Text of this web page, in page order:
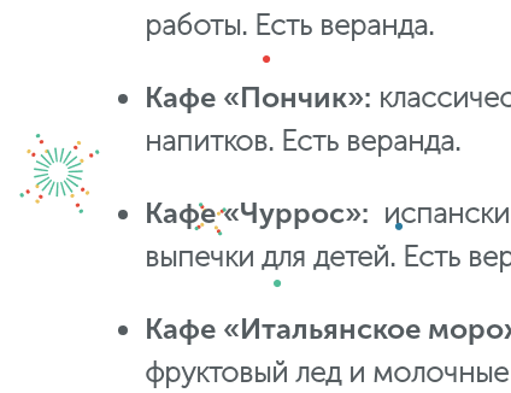
работы. Есть веранда.
Кафе «Пончик»:
напитков. Есть веранда.
Кафе «Чуррос»:
выпечки для детей. Есть
Кафе «Итальянское
фруктовый лед и молочные